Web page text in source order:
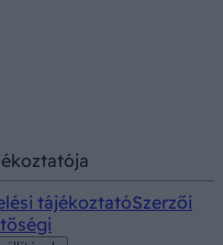
tájékoztatóSzerzői